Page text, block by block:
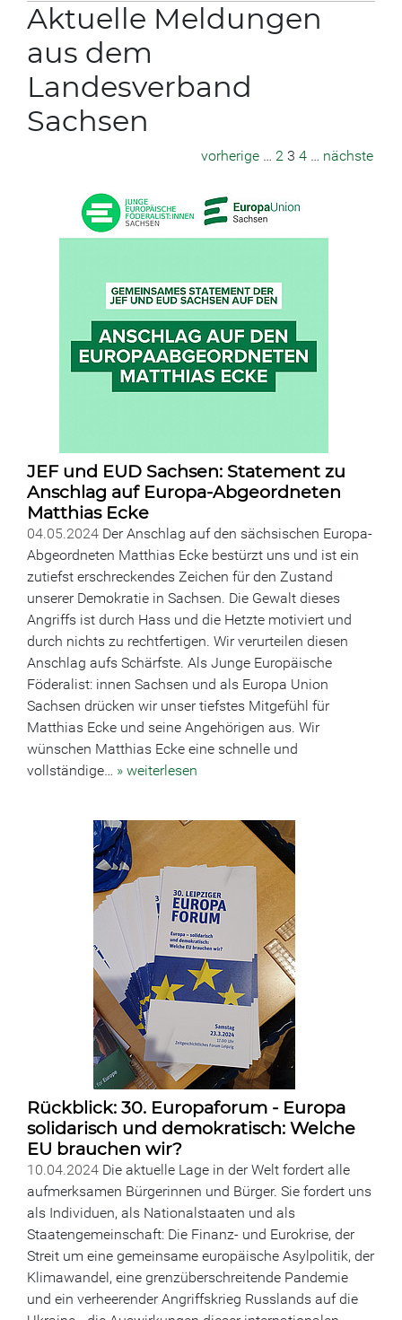
Aktuelle Meldungen
aus dem
Landesverband
Sachsen
vorherige … 2 3 4 … nächste
JEF und EUD Sachsen: Statement zu
Anschlag auf Europa-Abgeordneten
Matthias Ecke
04.05.2024 Der Anschlag auf den sächsischen Europa-
Abgeordneten Matthias Ecke bestürzt uns und ist ein
zutiefst erschreckendes Zeichen für den Zustand
unserer Demokratie in Sachsen. Die Gewalt dieses
Angriffs ist durch Hass und die Hetzte motiviert und
durch nichts zu rechtfertigen. Wir verurteilen diesen
Anschlag aufs Schärfste. Als Junge Europäische
Föderalist: innen Sachsen und als Europa Union
Sachsen drücken wir unser tiefstes Mitgefühl für
Matthias Ecke und seine Angehörigen aus. Wir
wünschen Matthias Ecke eine schnelle und
vollständige… » weiterlesen
Rückblick: 30. Europaforum - Europa
solidarisch und demokratisch: Welche
EU brauchen wir?
10.04.2024 Die aktuelle Lage in der Welt fordert alle
aufmerksamen Bürgerinnen und Bürger. Sie fordert uns
als Individuen, als Nationalstaaten und als
Staatengemeinschaft: Die Finanz- und Eurokrise, der
Streit um eine gemeinsame europäische Asylpolitik, der
Klimawandel, eine grenzüberschreitende Pandemie
und ein verheerender Angriffskrieg Russlands auf die